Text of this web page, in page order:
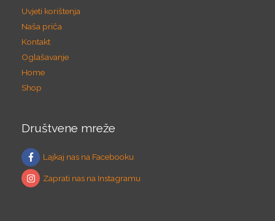
Uvjeti korištenja
Naša priča
Kontakt
Oglašavanje
Home
Shop
Društvene mreže
Lajkaj nas na Facebooku
Zaprati nas na Instagramu